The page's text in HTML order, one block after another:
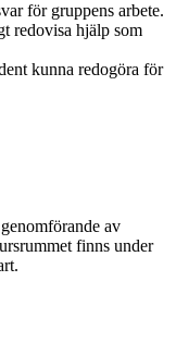
för gruppens arbete.
redovisa hjälp som
kunna redogöra för
av
finns under